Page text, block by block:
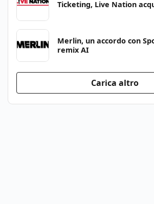
Ticketing, Live Nation
Merlin, un accordo con
remix AI
Carica altro